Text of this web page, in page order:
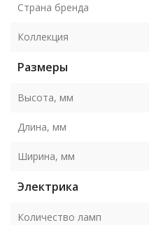
Страна бренда
Коллекция
Размеры
Высота, мм
Длина, мм
Ширина, мм
Электрика
Количество ламп